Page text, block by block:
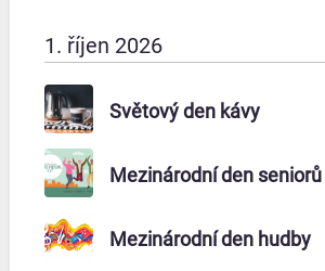
1. říjen 2026
Světový den kávy
Mezinárodní den seniorů
Mezinárodní den hudby